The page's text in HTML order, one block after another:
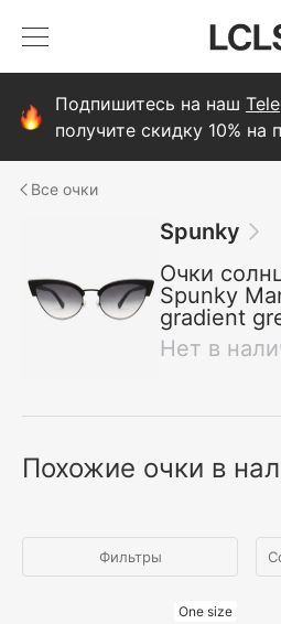
Подпишитесь на наш
получите скидку 10% на
очки
Spunky
Очки
Spunky
gradient
Нет в
Похожие очки в
Фильтры
One size